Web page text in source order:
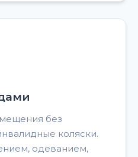
без
коляски.
одеванием,